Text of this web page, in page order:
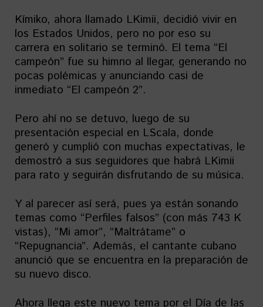
Kímiko, ahora llamado LKimii, decidió vivir en
los Estados Unidos, pero no por eso su
carrera en solitario se terminó. El tema “El
campeón” fue su himno al llegar, generando no
pocas polémicas y anunciando casi de
inmediato “El campeón 2”.
Pero ahí no se detuvo, luego de su
presentación especial en LScala, donde
generó y cumplió con muchas expectativas, le
demostró a sus seguidores que habrá LKimii
para rato y seguirán disfrutando de su música.
Y al parecer así será, pues ya están sonando
temas como “Perfiles falsos” (con más 743 K
vistas), “Mi amor”, “Maltrátame” o
“Repugnancia”. Además, el cantante cubano
anunció que se encuentra en la preparación de
su nuevo disco.
Ahora llega este nuevo tema por el Día de las